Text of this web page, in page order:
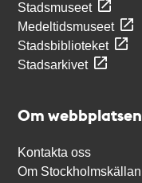
Stadsmuseet
Medeltidsmuseet
Stadsbiblioteket
Stadsarkivet
Om webbplatsen
Kontakta oss
Om Stockholmskällan